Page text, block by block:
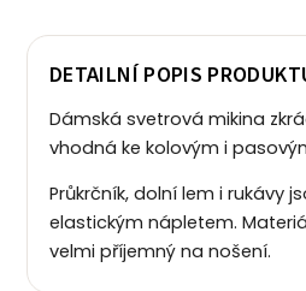
DETAILNÍ POPIS
Dámská svetrová mikina
vhodná ke kolovým i
Průkrčník, dolní lem i rukávy
elastickým nápletem.
velmi příjemný na nošení.